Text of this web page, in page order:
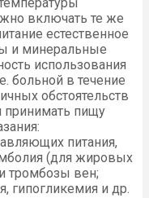
включать те же
естественное
и минеральные
использования
больной в течение
обстоятельств
принимать пищу
питания,
(для жировых
тромбозы вен;
гипогликемия и др.